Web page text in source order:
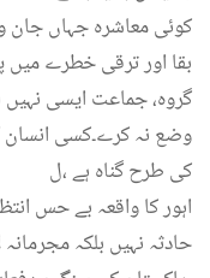
کوئی معاشرہ جہاں جان
بقا اور ترقی خطرے میں
گروہ، جماعت ایسی
وضع نہ کرے۔کسی
کی طرح گناہ ہے ،ل
اہور کا واقعہ بے حس
حادثہ نہیں بلکہ